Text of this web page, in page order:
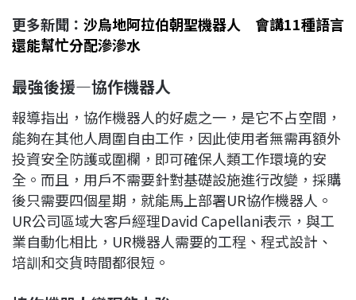
更多新聞： 沙烏地阿拉伯朝聖機器人 會講11種語言
還能幫忙分配滲滲水
最強後援—協作機器人
報導指出，協作機器人的好處之一，是它不占空間，
能夠在其他人周圍自由工作，因此使用者無需再額外
投資安全防護或圍欄，即可確保人類工作環境的安
全。而且，用戶不需要針對基礎設施進行改變，採購
後只需要四個星期，就能馬上部署UR協作機器人。
UR公司區域大客戶經理David Capellani表示，與工
業自動化相比，UR機器人需要的工程、程式設計、
培訓和交貨時間都很短。